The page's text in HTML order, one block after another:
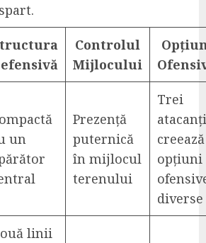
Controlul
Mijlocului
un
Prezență
puternică
în mijlocul
terenului
Trei
atacanți
creează
opțiuni
diverse
linii